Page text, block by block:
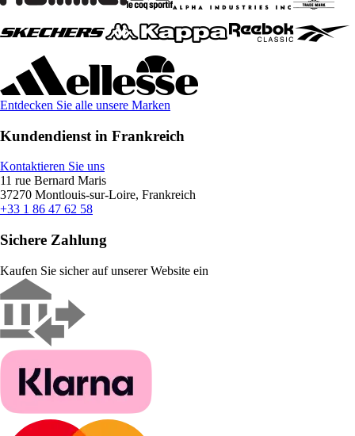
Entdecken Sie alle unsere Marken
Kundendienst in Frankreich
Kontaktieren Sie uns
11 rue Bernard Maris
37270 Montlouis-sur-Loire, Frankreich
+33 1 86 47 62 58
Sichere Zahlung
Kaufen Sie sicher auf unserer Website ein